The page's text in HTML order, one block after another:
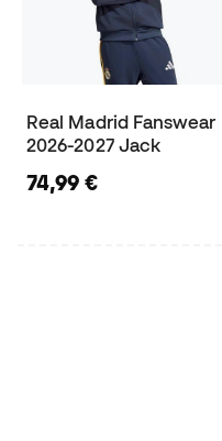
Real Madrid Fanswear
2026-2027 Jack
74,99 €